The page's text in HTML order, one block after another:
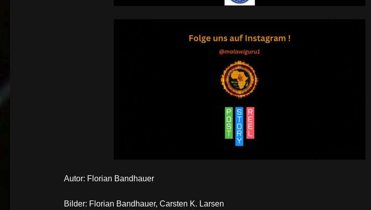
Autor: Florian Bandhauer
Bilder: Florian Bandhauer, Carsten K. Larsen